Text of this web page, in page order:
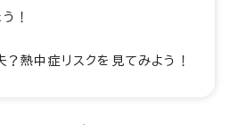
！
熱中症リスクを見てみよう！